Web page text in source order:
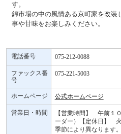
す。
錦市場の中の風情ある京町家を改装
事や甘味をお楽しみください。
電話番号 075-212-0088
ファックス番
号
075-221-5003
ホームページ 公式ホームページ
営業日・時間
【営業時間】 午前１
ーダー）【定休日】
季節により異なります。